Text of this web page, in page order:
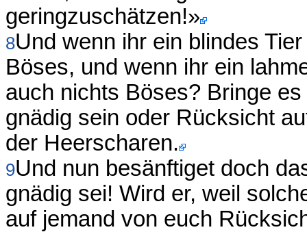
geringzuschätzen!»
8Und wenn ihr ein blindes
Böses, und wenn ihr ein
auch nichts Böses? Bringe
gnädig sein oder Rücksicht
der Heerscharen.
9Und nun besänftiget doch
gnädig sei! Wird er, weil
auf jemand von euch